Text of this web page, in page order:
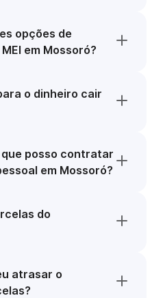
opções de
em Mossoró?
o dinheiro cair
que posso contratar
em Mossoró?
do
atrasar o